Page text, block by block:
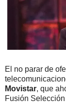
El no parar de
Movistar, que
Fusión